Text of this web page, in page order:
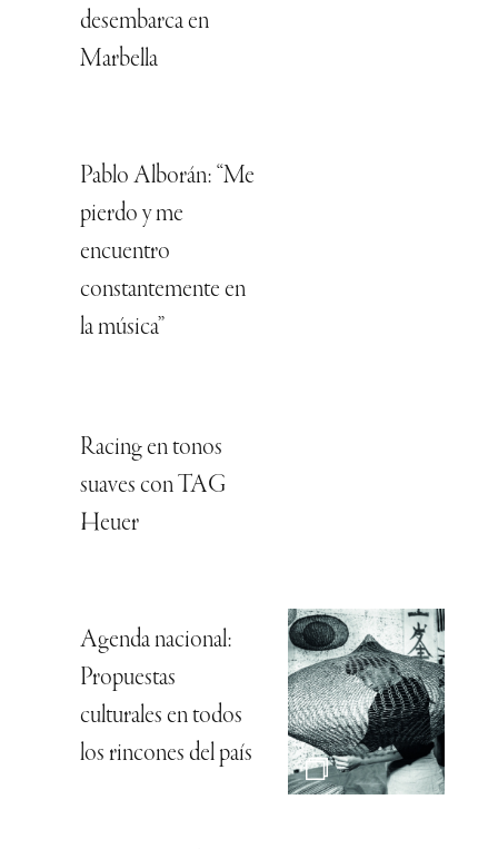
desembarca en
Marbella
Pablo Alborán: “Me
pierdo y me
encuentro
constantemente en
la música”
Racing en tonos
suaves con TAG
Heuer
Agenda nacional:
Propuestas
culturales en todos
los rincones del país